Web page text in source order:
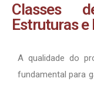
Classes
Estruturas
A qualidade do
fundamental para